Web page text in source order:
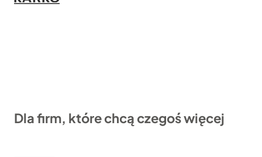
Dla firm, które chcą czegoś więcej